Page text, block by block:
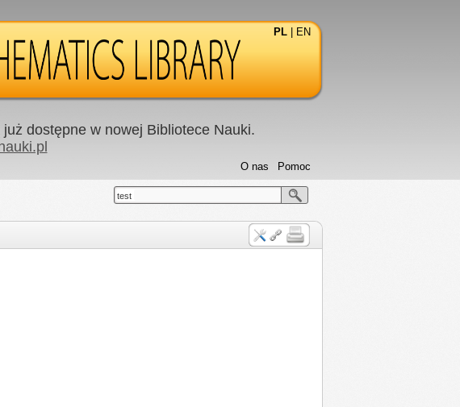
PL EN
dostępne w nowej Bibliotece Nauki.
Pomoc
O nas
test